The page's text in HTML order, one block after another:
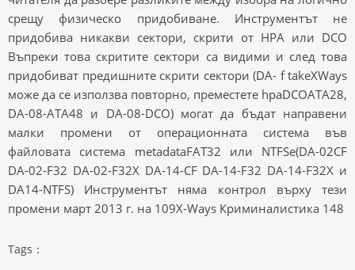
срещу физическо придобиване. Инструментът не
придобива никакви сектори, скрити от HPA или DCO
Въпреки това скритите сектори са видими и след това
придобиват предишните скрити сектори (DA- f takeXWays
може да се използва повторно, преместете hpaDCOATA28,
DA-08-ATA48 и DA-08-DCO) могат да бъдат направени
малки промени от операционната система във
файловата система metadataFAT32 или NTFSe(DA-02CF
DA-02-F32 DA-02-F32X DA-14-CF DA-14-F32 DA-14-F32X и
DA14-NTFS) Инструментът няма контрол върху тези
промени март 2013 г. на 109X-Ways Криминалистика 148
Tags：